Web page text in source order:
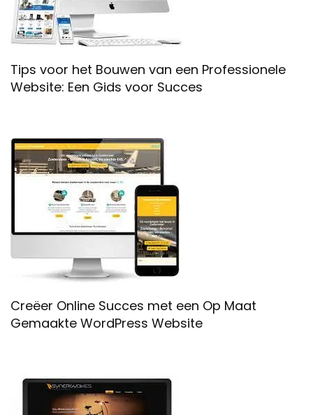
Tips voor het Bouwen van een Professionele
Website: Een Gids voor Succes
Creëer Online Succes met een Op Maat
Gemaakte WordPress Website